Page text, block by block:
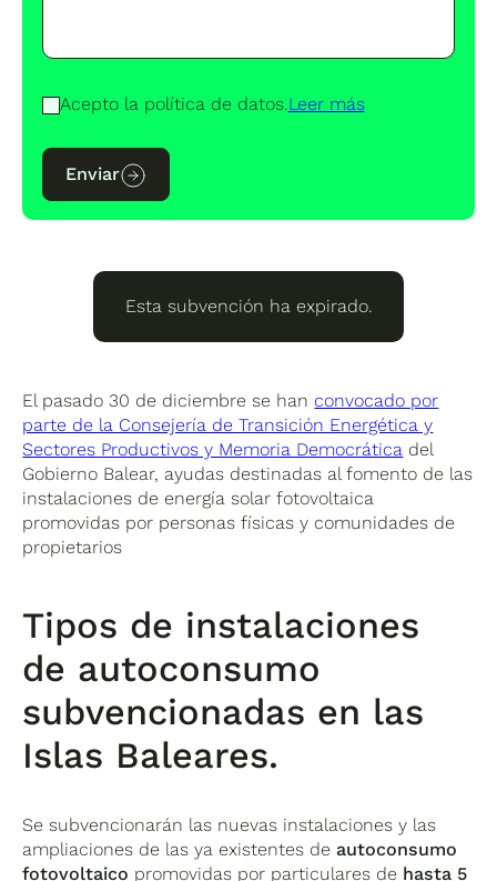
Acepto la política de datos.Leer más
Enviar
Esta subvención ha expirado.
El pasado 30 de diciembre se han convocado por
parte de la Consejería de Transición Energética y
Sectores Productivos y Memoria Democrática del
Gobierno Balear, ayudas destinadas al fomento de las
instalaciones de energía solar fotovoltaica
promovidas por personas físicas y comunidades de
propietarios
Tipos de instalaciones
de autoconsumo
subvencionadas en las
Islas Baleares.
Se subvencionarán las nuevas instalaciones y las
ampliaciones de las ya existentes de autoconsumo
fotovoltaico promovidas por particulares de hasta 5